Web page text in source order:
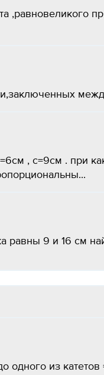
,равновеликого
, c=9см . при
равны 9 и 16 см
одного из